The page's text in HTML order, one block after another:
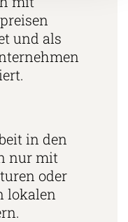
und als
in den
nur mit
oder
lokalen